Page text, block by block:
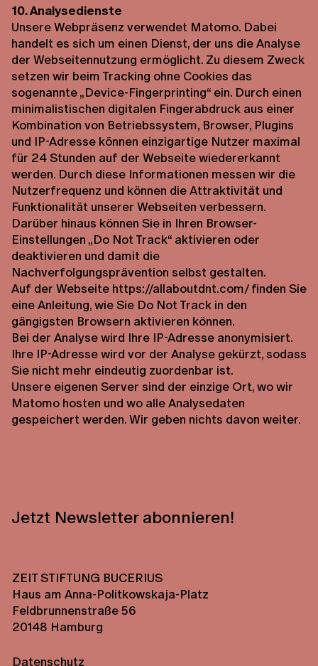
10. Analysedienste
Unsere Webpräsenz verwendet Matomo. Dabei
handelt es sich um einen Dienst, der uns die Analyse
der Webseitennutzung ermöglicht. Zu diesem Zweck
setzen wir beim Tracking ohne Cookies das
sogenannte „Device-Fingerprinting“ ein. Durch einen
minimalistischen digitalen Fingerabdruck aus einer
Kombination von Betriebssystem, Browser, Plugins
und IP-Adresse können einzigartige Nutzer maximal
für 24 Stunden auf der Webseite wiedererkannt
werden. Durch diese Informationen messen wir die
Nutzerfrequenz und können die Attraktivität und
Funktionalität unserer Webseiten verbessern.
Darüber hinaus können Sie in Ihren Browser-
Einstellungen „Do Not Track“ aktivieren oder
deaktivieren und damit die
Nachverfolgungsprävention selbst gestalten.
Auf der Webseite https://allaboutdnt.com/ finden Sie
eine Anleitung, wie Sie Do Not Track in den
gängigsten Browsern aktivieren können.
Bei der Analyse wird Ihre IP-Adresse anonymisiert.
Ihre IP-Adresse wird vor der Analyse gekürzt, sodass
Sie nicht mehr eindeutig zuordenbar ist.
Unsere eigenen Server sind der einzige Ort, wo wir
Matomo hosten und wo alle Analysedaten
gespeichert werden. Wir geben nichts davon weiter.
Jetzt Newsletter abonnieren!
ZEIT STIFTUNG BUCERIUS
Haus am Anna-Politkowskaja-Platz
Feldbrunnenstraße 56
20148 Hamburg
Datenschutz